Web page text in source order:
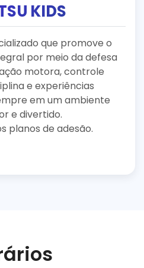
KIDS
que promove o
por meio da defesa
motora, controle
e experiências
em um ambiente
e divertido.
planos de adesão.